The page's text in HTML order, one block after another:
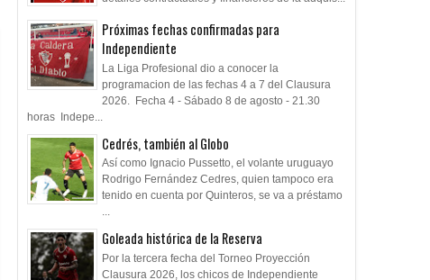
Pato eterno
Aug
122 años Independiente
04
Aug
Próximas fechas confirmadas para
Independiente
La Liga Profesional dio a conocer la
programacion de las fechas 4 a 7 del Clausura
2026. Fecha 4 - Sábado 8 de agosto - 21.30
horas Indepe...
Cedrés, también al Globo
Así como Ignacio Pussetto, el volante uruguayo
Rodrigo Fernández Cedres, quien tampoco era
tenido en cuenta por Quinteros, se va a préstamo
...
Goleada histórica de la Reserva
Por la tercera fecha del Torneo Proyección
Clausura 2026, los chicos de Independiente